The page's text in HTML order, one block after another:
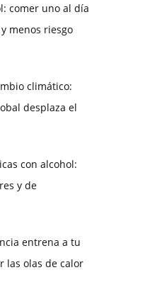
comer uno al día
menos riesgo
climático:
desplaza el
con alcohol:
y de
entrena a tu
las olas de calor